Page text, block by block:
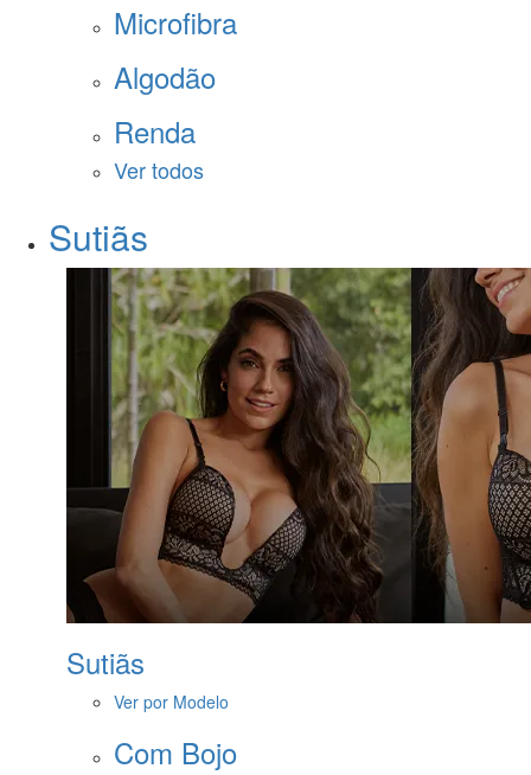
Microfibra
Algodão
Renda
Ver todos
Sutiãs
Sutiãs
Ver por Modelo
Com Bojo